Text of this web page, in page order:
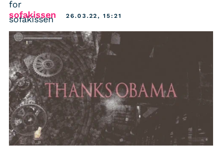
sofakissen says:
26.03.22, 15:21